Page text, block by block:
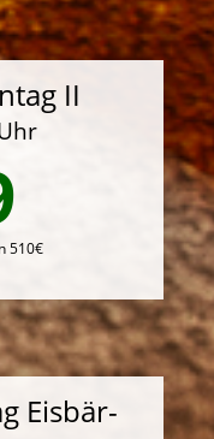
II
510€
Eisbär-